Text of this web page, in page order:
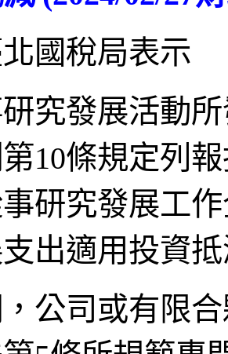
國稅局表示
究發展活動
10條規定列
研究發展工
出適用投資
公司或有限